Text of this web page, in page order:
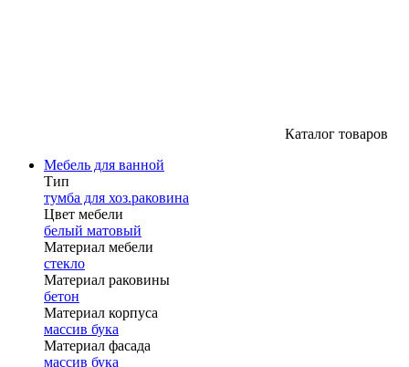
Каталог товаров
Мебель для ванной
Тип
тумба для хоз.раковина
Цвет мебели
белый матовый
Материал мебели
стекло
Материал раковины
бетон
Материал корпуса
массив бука
Материал фасада
массив бука